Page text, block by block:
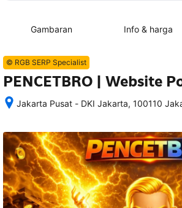
Gambaran Info & harga
© RGB SERP Specialist
PENCETBRO | Website
Jakarta Pusat - DKI Jakarta, 100110
semua
rincian
akomodasi
termasuk
nomor
telepon